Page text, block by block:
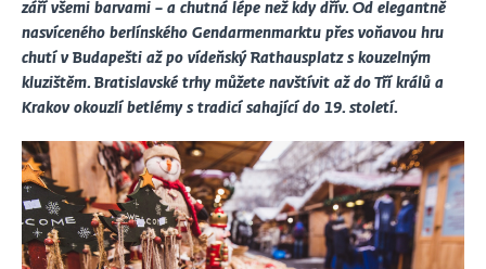
září všemi barvami – a chutná lépe než kdy dřív. Od elegantně
nasvíceného berlínského Gendarmenmarktu přes voňavou hru
chutí v Budapešti až po vídeňský Rathausplatz s kouzelným
kluzištěm. Bratislavské trhy můžete navštívit až do Tří králů a
Krakov okouzlí betlémy s tradicí sahající do 19. století.